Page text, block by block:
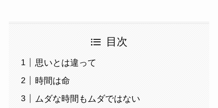
目次
思いとは違って
時間は命
ムダな時間もムダではない